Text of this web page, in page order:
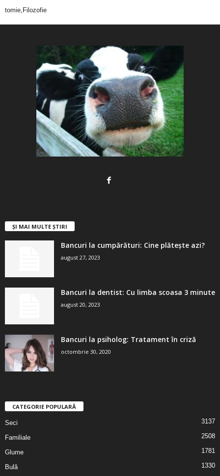
tomie,Filozofie
ȘI MAI MULTE ȘTIRI
Bancuri la cumpărături: Cine plătește azi?
august 27, 2023
Bancuri la dentist: Cu limba scoasa 3 minute
august 20, 2023
Bancuri la psiholog: Tratament în criză
octombrie 30, 2020
CATEGORIE POPULARĂ
Seci 3137
Familiale 2508
Glume 1781
Bulă 1330